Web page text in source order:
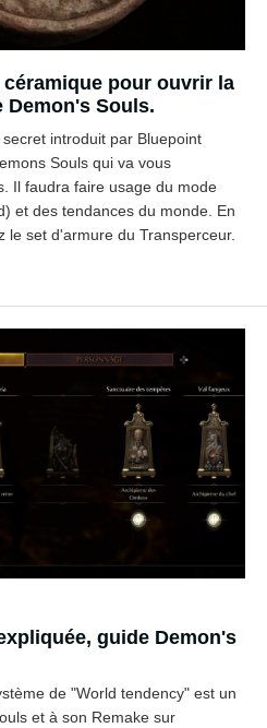
pour ouvrir la
Demon's Souls.
introduit par Bluepoint
Souls qui va vous
Il faudra faire usage du mode
et des tendances du monde. En
le set d'armure du Transperceur.
guide Demon's
de "World tendency" est un
et à son Remake sur